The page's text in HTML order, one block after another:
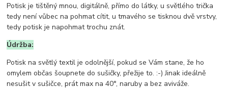
Potisk je tištěný mnou, digitálně, přímo do látky, u světlého trička
tedy není vůbec na pohmat cítit, u tmavého se tisknou dvě vrstvy,
tedy potisk je napohmat trochu znát.
Údržba:
Potisk na světlý textil je odolnější, pokud se Vám stane, že ho
omylem občas šoupnete do sušičky, přežije to. :-) Jinak ideálně
nesušit v sušičce, prát max na 40°, naruby a bez aviváže.